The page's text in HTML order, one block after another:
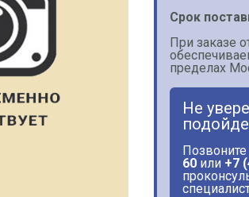
Срок
При заказе
пределах
Не
60 или +7